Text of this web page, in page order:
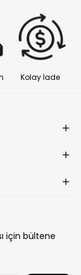
Kolay İade
için bültene